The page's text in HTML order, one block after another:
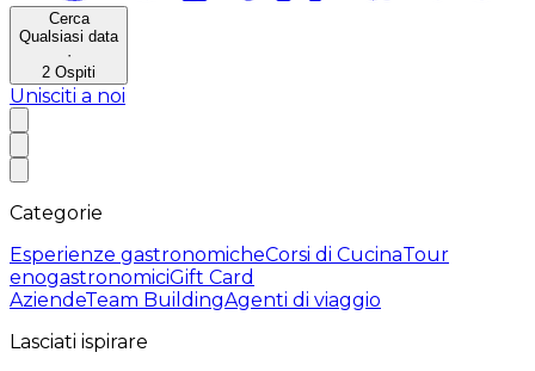
Cerca
Qualsiasi data
·
2 Ospiti
Unisciti a noi
Categorie
Esperienze gastronomicheCorsi di CucinaTour
enogastronomiciGift Card
AziendeTeam BuildingAgenti di viaggio
Lasciati ispirare